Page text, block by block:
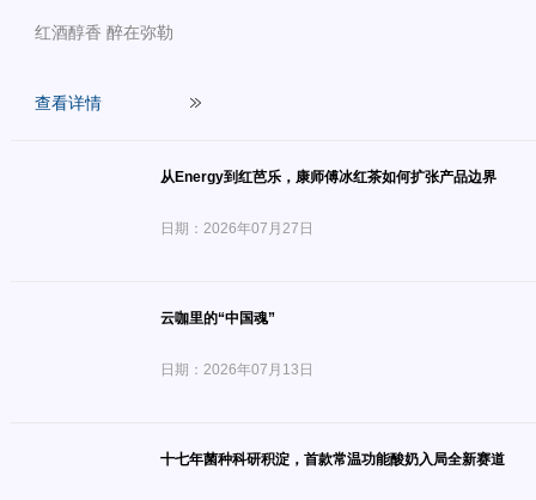
红酒醇香 醉在弥勒
查看详情
从Energy到红芭乐，康师傅冰红茶如何扩张产品边界
日期：2026年07月27日
云咖里的“中国魂”
日期：2026年07月13日
十七年菌种科研积淀，首款常温功能酸奶入局全新赛道